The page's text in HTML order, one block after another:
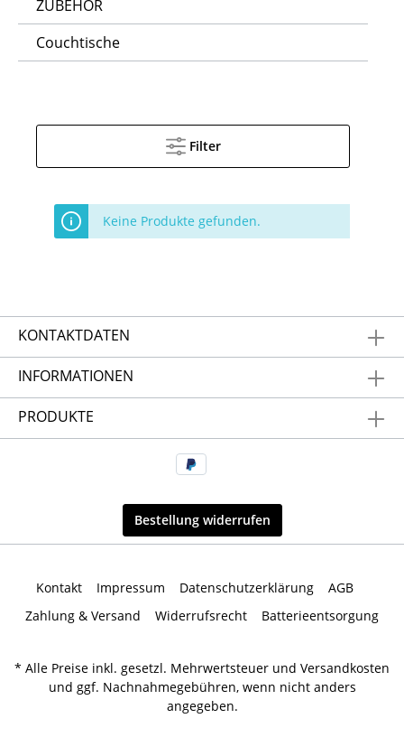
ZUBEHÖR
Couchtische
Filter
Keine Produkte gefunden.
KONTAKTDATEN
INFORMATIONEN
PRODUKTE
Bestellung widerrufen
Kontakt Impressum Datenschutzerklärung
AGB
Zahlung & Versand
Widerrufsrecht Batterieentsorgung
* Alle Preise inkl. gesetzl. Mehrwertsteuer und Versandkosten
und ggf. Nachnahmegebühren, wenn nicht anders
angegeben.